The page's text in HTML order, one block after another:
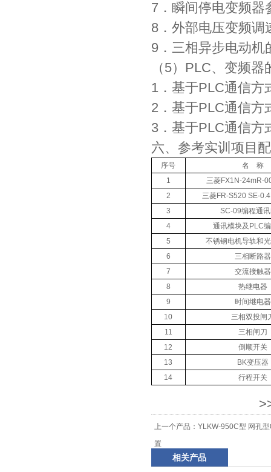
7．瞬间停电变频器
8．外部电压变频调
9．三相异步电动机
（5）PLC、变频
1．基于PLC通信方
2．基于PLC通信方
3．基于PLC通信方
六、参考实训项目
序号
名 称
1
三菱FX1N-24mR-
2
三菱FR-S520 SE-
3
SC-09编程通
4
通讯模块及PLC
5
不锈钢电机导轨和
6
三相断路器
7
交流接触器
8
热继电器
9
时间继电器
10
三相双投闸
11
三相闸刀
12
倒顺开关
13
BK变压器
14
行程开关
上一个产品： YLKW-950C型 网孔
置
相关产品